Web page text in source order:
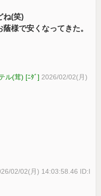
ね(笑)
様で安くなってきた。
ル(茸) [ﾆﾀﾞ] 2026/02/02(月)
02/02(月) 14:03:58.46 ID:I